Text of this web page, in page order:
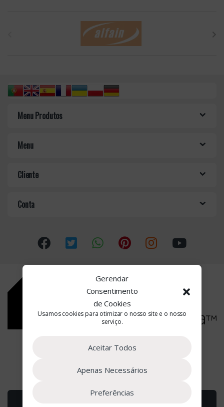
Gerenciar
Consentimento
de Cookies
Usamos cookies para otimizar o nosso site e o nosso
serviço.
Aceitar Todos
Apenas Necessários
Preferências
Menu Produtos
Menu
Cliente
Conta
Estamos à Sua Disposição